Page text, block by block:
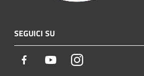
SEGUICI SU
Facebook YoutubeInstagram